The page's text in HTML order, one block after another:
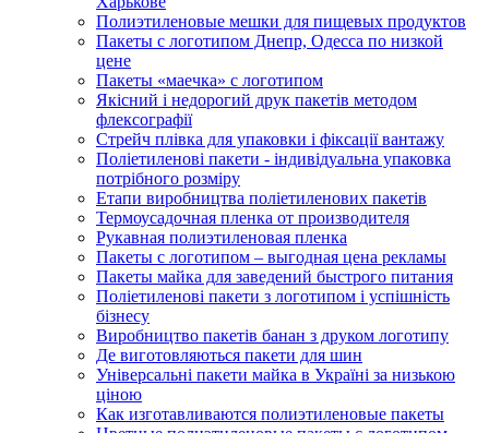
Полиэтиленовые мешки для пищевых продуктов
Пакеты с логотипом Днепр, Одесса по низкой
цене
Пакеты «маечка» с логотипом
Якісний і недорогий друк пакетів методом
флексографії
Стрейч плівка для упаковки і фіксації вантажу
Поліетиленові пакети - індивідуальна упаковка
потрібного розміру
Етапи виробництва поліетиленових пакетів
Термоусадочная пленка от производителя
Рукавная полиэтиленовая пленка
Пакеты с логотипом – выгодная цена рекламы
Пакеты майка для заведений быстрого питания
Поліетиленові пакети з логотипом і успішність
бізнесу
Виробництво пакетів банан з друком логотипу
Де виготовляються пакети для шин
Універсальні пакети майка в Україні за низькою
ціною
Как изготавливаются полиэтиленовые пакеты